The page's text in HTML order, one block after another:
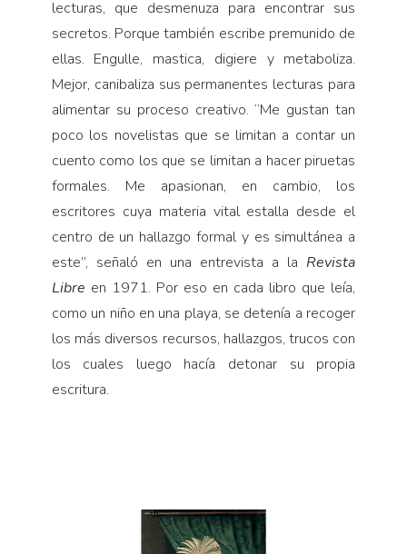
lecturas, que desmenuza para encontrar sus
secretos. Porque también escribe premunido de
ellas. Engulle, mastica, digiere y metaboliza.
Mejor, canibaliza sus permanentes lecturas para
alimentar su proceso crea­tivo. “Me gustan tan
poco los novelistas que se limi­tan a contar un
cuento como los que se limitan a ha­cer piruetas
formales. Me apasionan, en cambio, los
escritores cuya materia vital estalla desde el
centro de un hallazgo formal y es simultánea a
este”, señaló en una entrevista a la Revista
Libre en 1971. Por eso en cada libro que leía,
como un niño en una playa, se de­tenía a recoger
los más diversos recursos, hallazgos, trucos con
los cuales luego hacía detonar su propia
escritura.